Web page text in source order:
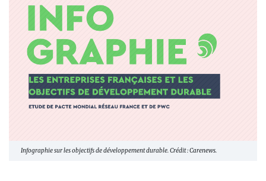
Infographie sur les objectifs de développement durable. Crédit : Carenews.